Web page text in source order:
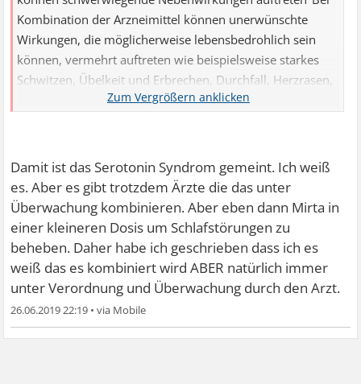
Kombination der Arzneimittel können unerwünschte
Wirkungen, die möglicherweise lebensbedrohlich sein
können, vermehrt auftreten wie beispielsweise starkes
Schwitzen, Übelkeit und Erbrechen, Durchfall, Herzrasen,
Kurzatmigkeit, Schwindel, Zittern, krampfartige
kombiniert werden. Bitte sprechen Sie mit Ihrem Arzt
oder Apotheker darüber, welche Maßnahmen erforderlich
sind.Suchen Sie umgehend einen Arzt auf, wenn Sie eine
oder mehrere der beschriebenen unerwünschten
Wirkungen an sich beobachten."Quelle:
Damit ist das Serotonin Syndrom gemeint. Ich weiß
es. Aber es gibt trotzdem Ärzte die das unter
Überwachung kombinieren. Aber eben dann Mirta in
einer kleineren Dosis um Schlafstörungen zu
beheben. Daher habe ich geschrieben dass ich es
weiß das es kombiniert wird ABER natürlich immer
unter Verordnung und Überwachung durch den Arzt.
26.06.2019 22:19 •